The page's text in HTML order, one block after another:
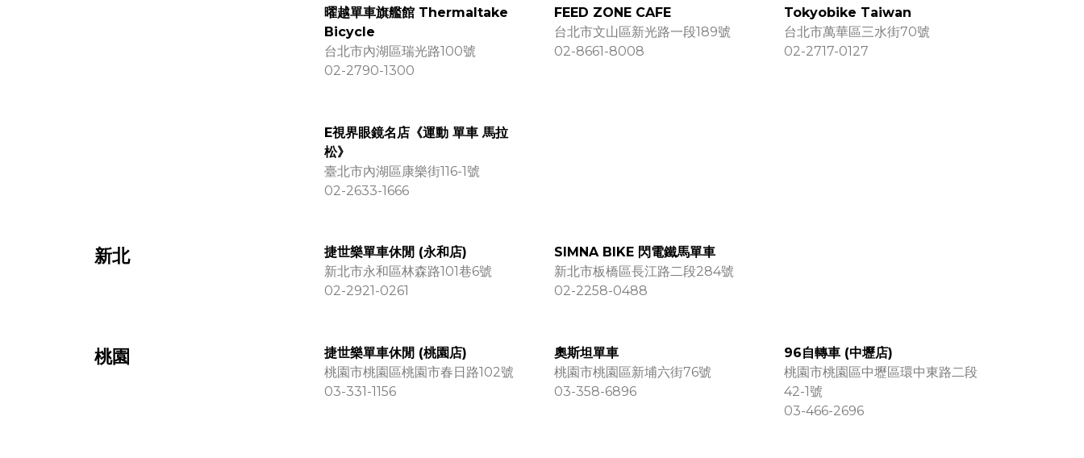
曜越單車旗艦館 Thermaltake
Bicycle
台北市內湖區瑞光路100號
02-2790-1300
FEED ZONE CAFE
台北市文山區新光路一段189號
02-8661-8008
Tokyobike Taiwan
台北市萬華區三水街70號
02-2717-0127
E視界眼鏡名店《運動 單車 馬拉
松》
臺北市內湖區康樂街116-1號
02-2633-1666
新北
捷世樂單車休閒 (永和店)
新北市永和區林森路101巷6號
02-2921-0261
SIMNA BIKE 閃電鐵馬單車
新北市板橋區長江路二段284號
02-2258-0488
桃園
捷世樂單車休閒 (桃園店)
桃園市桃園區桃園市春日路102號
03-331-1156
奧斯坦單車
桃園市桃園區新埔六街76號
03-358-6896
96自轉車 (中壢店)
桃園市桃園區中壢區環中東路二段
42-1號
03-466-2696